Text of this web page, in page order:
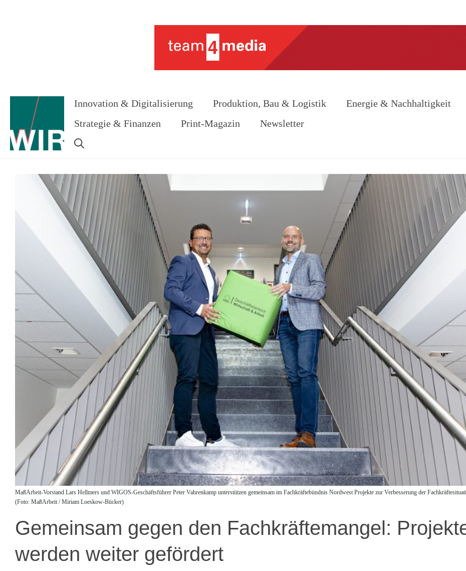
Innovation & Digitalisierung Produktion, Bau & Logistik Energie & Nachhaltigkeit
Strategie & Finanzen
Print-Magazin Newsletter
MaßArbeit-Vorstand Lars Hellmers und WIGOS-Geschäftsführer Peter Vahrenkamp unterstützen gemeinsam im Fachkräftebündnis Nordwest Projekte zur Verbesserung der
(Foto: MaßArbeit / Miriam Loeskow-Bücker)
Gemeinsam gegen den Fachkräftemangel:
werden weiter gefördert